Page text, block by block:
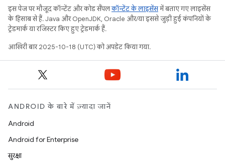
इस पेज पर मौजूद कॉन्टेंट और कोड सैंपलकॉन्टेंट के लाइसेंसमें बताए गए लाइसेंस
के हिसाब से हैं. Java और OpenJDK, Oracle और/या इससे जुड़ी हुई कंपनियों के
ट्रेडमार्क या रजिस्टर किए हुए ट्रेडमार्क हैं.
आखिरी बार 2025-10-18 (UTC) को अपडेट किया गया.
ANDROID के बारे में ज़्यादा जानें
Android
Android for Enterprise
सुरक्षा